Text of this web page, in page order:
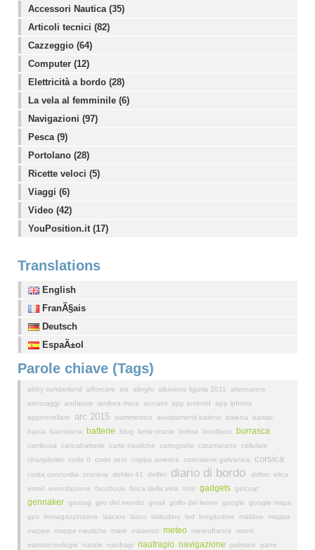
Accessori Nautica (35)
Articoli tecnici (82)
Cazzeggio (64)
Computer (12)
Elettricità a bordo (28)
La vela al femminile (6)
Navigazioni (97)
Pesca (9)
Portolano (28)
Ricette veloci (5)
Viaggi (6)
Video (42)
YouPosition.it (17)
Translations
English
FranÃ§ais
Deutsch
EspaÃ±ol
Parole chiave (Tags)
abby sunderland afforcare ais alinghi alluvione liguria 2011
alternatore
ancoraggi andature andrea mura aonami app android
app iphone
appennellare
arc 2015 asimmetrico avvistamenti balene balena
bamar
barca
barcolana batterie blog bmw oracle bolina bonifacio burrasca
cambusa caricabatterie carte nautiche cartografia catamarano
cellulare
chartplotter code 0 code zero coppa america corrosione galvanica corsica
costa concordia crociera dehler 41 delfini diario di bordo drifter elica
email esondazione facebook fisica della vela foto gadgets gelcoat
gennaker geotag giro del mondo gmail golfo del leone google
google maps
gps
immagazzinatore lascare lasco latitudine led longitudine maldive
mappa
mappe
mappe nautiche mare maserati meteo meteofrance
monti
nanotecnologie
natale naufragi naufragio navigazione palmare pane